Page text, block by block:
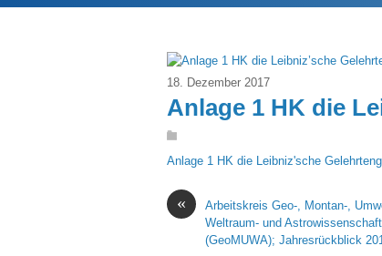
18. Dezember 2017
Anlage 1 HK die
Anlage 1 HK die Leibniz'sche
«
Arbeitskreis Geo-, Montan-,
Weltraum- und
(GeoMUWA); Jahresrückblick